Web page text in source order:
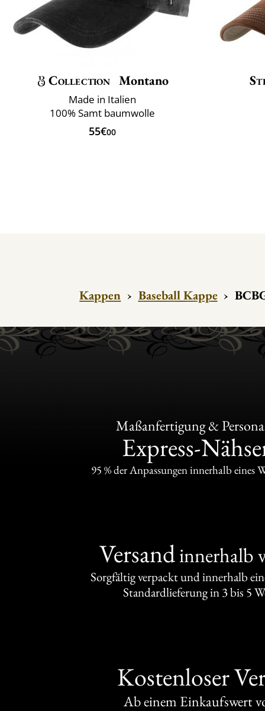
Collection Montano
Made in Italien
100% Samt baumwolle
55€00
Kappen › Baseball Kappe ›
Maßanfertigung &
Express-
95 % der Anpassungen innerhalb eines
Versandinnerhalb
Sorgfältig verpackt und innerhalb
Standardlieferung in 3 bis 5
Kostenloser
Ab einem Einkaufswert